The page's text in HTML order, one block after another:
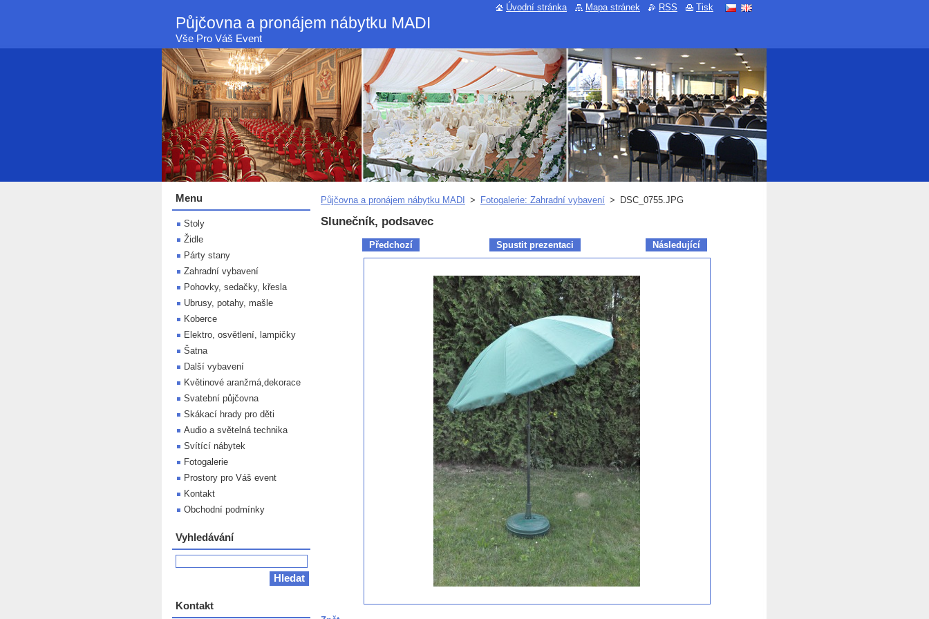
Půjčovna a pronájem nábytku MADI
Vše Pro Váš Event
Půjčovna a pronájem nábytku MADI > Fotogalerie: Zahradní vybavení > DSC_0755.JPG
Slunečník, podsavec
Předchozí Spustit prezentaci Následující
Menu
Stoly
Židle
Párty stany
Zahradní vybavení
Pohovky, sedačky, křesla
Ubrusy, potahy, mašle
Koberce
Elektro, osvětlení, lampičky
Šatna
Další vybavení
Květinové aranžmá,dekorace
Svatební půjčovna
Skákací hrady pro děti
Audio a světelná technika
Svítící nábytek
Fotogalerie
Prostory pro Váš event
Kontakt
Obchodní podmínky
Vyhledávání
Kontakt
Úvodní stránka Mapa stránek RSS Tisk